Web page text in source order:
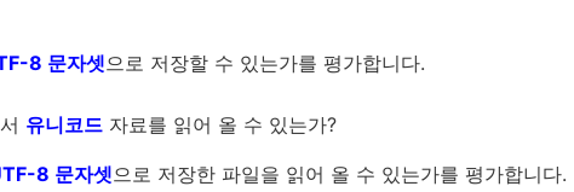
8 문자셋으로 저장할 수 있는가를 평가합니다.
유니코드 자료를 읽어 올 수 있는가?
8 문자셋으로 저장한 파일을 읽어 올 수 있는가를 평가합니다.